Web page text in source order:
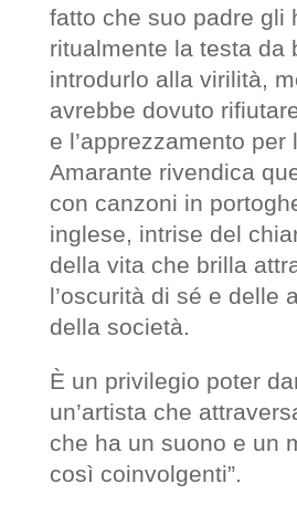
fatto che suo padre gli
ritualmente la testa da
introdurlo alla virilità,
avrebbe dovuto
e l’apprezzamento per
Amarante rivendica
con canzoni in
inglese, intrise del
della vita che brilla
l’oscurità di sé e delle
della società.
È un privilegio poter
un’artista che
che ha un suono e un
così coinvolgenti”.